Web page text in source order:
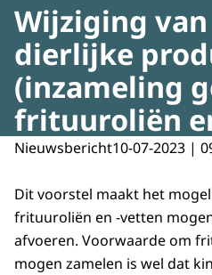
Wijziging
dierlijke
(inzameling
frituuroliën
Nieuwsbericht10-07-2023 |
Dit voorstel maakt het
frituuroliën en -vetten
afvoeren. Voorwaarde om
mogen zamelen is wel dat